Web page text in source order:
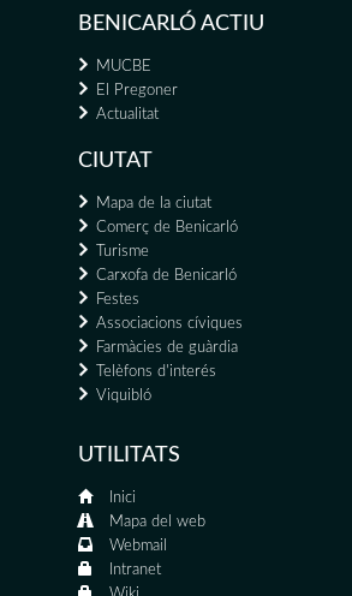
BENICARLÓ ACTIU
MUCBE
El Pregoner
Actualitat
CIUTAT
Mapa de la ciutat
Comerç de Benicarló
Turisme
Carxofa de Benicarló
Festes
Associacions cíviques
Farmàcies de guàrdia
Telèfons d'interés
Viquibló
UTILITATS
Inici
Mapa del web
Webmail
Intranet